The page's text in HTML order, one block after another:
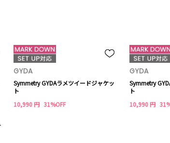
GYDA
Symmetry GYDAラメツイードジャケッ
ト
10,990 円 31%OFF
GYDA
Symmetry
ト
10,990 円